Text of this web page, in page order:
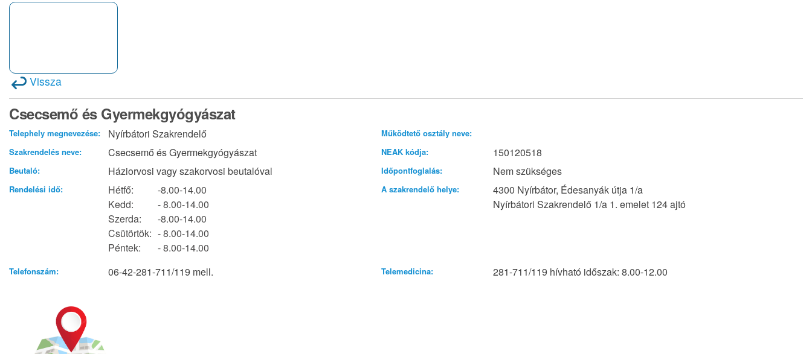
Vissza
Csecsemő és Gyermekgyógyászat
Telephely megnevezése: Nyírbátori Szakrendelő
Működtető osztály neve:
Szakrendelés neve:
Csecsemő és Gyermekgyógyászat NEAK kódja: 150120518
Beutaló: Háziorvosi vagy szakorvosi beutalóval Időpontfoglalás: Nem szükséges
Rendelési idő: Hétfő:
-8.00-14.00
Kedd:
- 8.00-14.00
Szerda:
-8.00-14.00
Csütörtök: - 8.00-14.00
Péntek:
- 8.00-14.00
A szakrendelő helye:
4300 Nyírbátor, Édesanyák útja 1/a
Nyírbátori Szakrendelő 1/a 1. emelet 124 ajtó
Telefonszám: 06-42-281-711/119 mell. Telemedicina: 281-711/119 hívható időszak: 8.00-12.00